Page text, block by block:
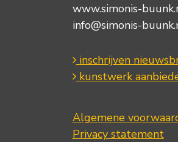
www.simonis-
info@simonis-
inschrijven
kunstwerk
Algemene
Privacy statement